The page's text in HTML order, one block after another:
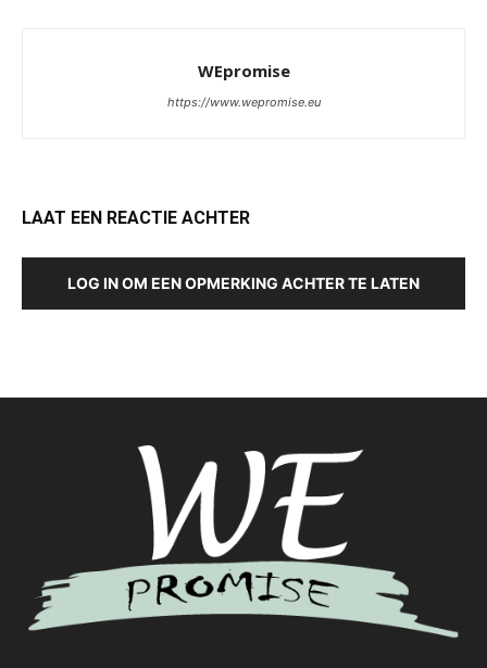
WEpromise
https://www.wepromise.eu
LAAT EEN REACTIE ACHTER
LOG IN OM EEN OPMERKING ACHTER TE LATEN